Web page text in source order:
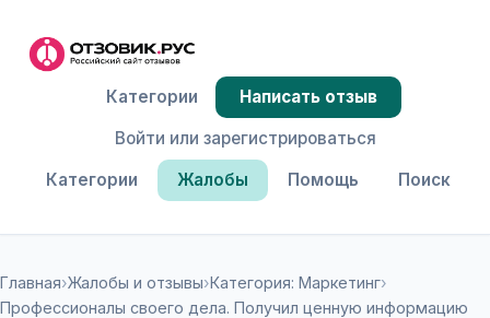
Категории Жалобы Помощь Поиск
Категории
Написать отзыв
Войти или зарегистрироваться
Главная›Жалобы и отзывы›Категория: Маркетинг›
Профессионалы своего дела. Получил ценную информацию